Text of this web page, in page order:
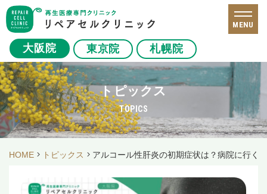
大阪院 東京院 札幌院
MENU
トピックス
TOPICS
HOME トピックス アルコール性肝炎の初期症状は？病院に行く